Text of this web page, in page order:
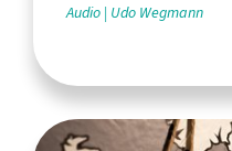
Audio Udo Wegmann